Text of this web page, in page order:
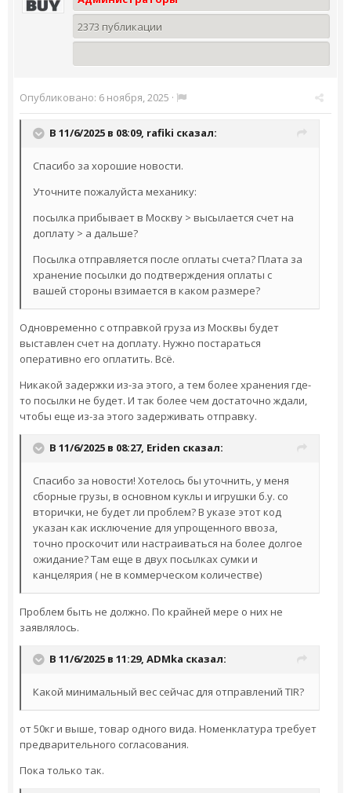
2373 публикации
Опубликовано: 6 ноября, 2025 ·
В 11/6/2025 в 08:09, rafiki сказал:
Спасибо за хорошие новости.
Уточните пожалуйста механику:
посылка прибывает в Москву > высылается счет на
доплату > а дальше?
Посылка отправляется после оплаты счета? Плата за
хранение посылки до подтверждения оплаты с
вашей стороны взимается в каком размере?
Одновременно с отправкой груза из Москвы будет
выставлен счет на доплату. Нужно постараться
оперативно его оплатить. Всё.
Никакой задержки из-за этого, а тем более хранения где-
то посылки не будет. И так более чем достаточно ждали,
чтобы еще из-за этого задерживать отправку.
В 11/6/2025 в 08:27, Eriden сказал:
Спасибо за новости! Хотелось бы уточнить, у меня
сборные грузы, в основном куклы и игрушки б.у. со
вторички, не будет ли проблем? В указе этот код
указан как исключение для упрощенного ввоза,
точно проскочит или настраиваться на более долгое
ожидание? Там еще в двух посылках сумки и
канцелярия ( не в коммерческом количестве)
Проблем быть не должно. По крайней мере о них не
заявлялось.
В 11/6/2025 в 11:29, ADMka сказал:
Какой минимальный вес сейчас для отправлений TIR?
от 50кг и выше, товар одного вида. Номенклатура требует
предварительного согласования.
Пока только так.